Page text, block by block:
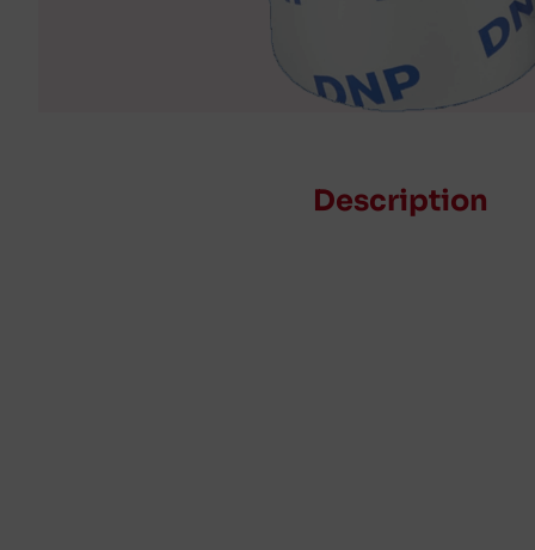
Description